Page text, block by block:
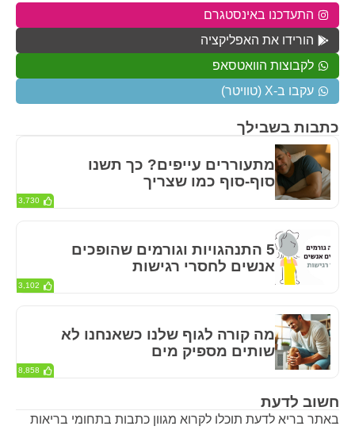
חשוב לדעת
באתר בריא לדעת תוכלו לקרוא מגוון כתבות בתחומי בריאות
כתבות בשבילך
מתעוררים עייפים? כך תשנו
סוף-סוף כמו שצריך
3,730
5 התנהגויות וגורמים שהופכים
אנשים לחסרי רגישות
3,102
מה קורה לגוף שלנו כשאנחנו לא
שותים מספיק מים
8,858
התעדכנו באינסטגרם
הורידו את האפליקציה
לקבוצות הוואטסאפ
עקבו ב-X (טוויטר)